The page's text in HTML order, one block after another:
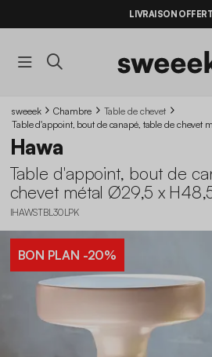
LIVRAISON
sweeek Chambre
Table de chevet
Table d'appoint, bout de canapé, table de chevet
Hawa
Table d'appoint, bout de
chevet métal Ø29,5 x
IHAWSTBL30LPK
BON PLAN -20%